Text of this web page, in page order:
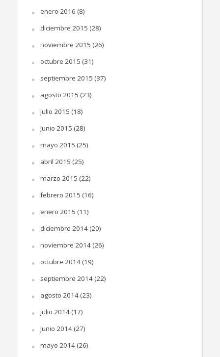
enero 2016 (8)
diciembre 2015 (28)
noviembre 2015 (26)
octubre 2015 (31)
septiembre 2015 (37)
agosto 2015 (23)
julio 2015 (18)
junio 2015 (28)
mayo 2015 (25)
abril 2015 (25)
marzo 2015 (22)
febrero 2015 (16)
enero 2015 (11)
diciembre 2014(20)
noviembre 2014(26)
octubre 2014(19)
septiembre 2014(22)
agosto 2014(23)
julio 2014(17)
junio 2014(27)
mayo 2014(26)